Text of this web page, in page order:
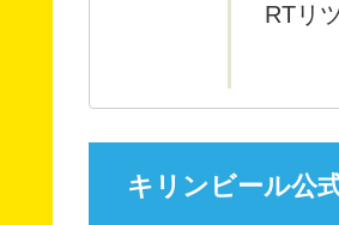
RTリ
キリンビール公